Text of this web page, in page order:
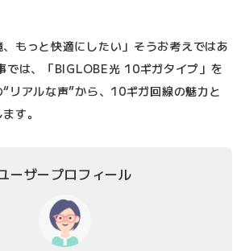
、もっと快適にしたい」そうお考えではあ
では、「BIGLOBE光 10ギガタイプ」を
リアルな声”から、10ギガ回線の魅力と
す。
ーザープロフィール